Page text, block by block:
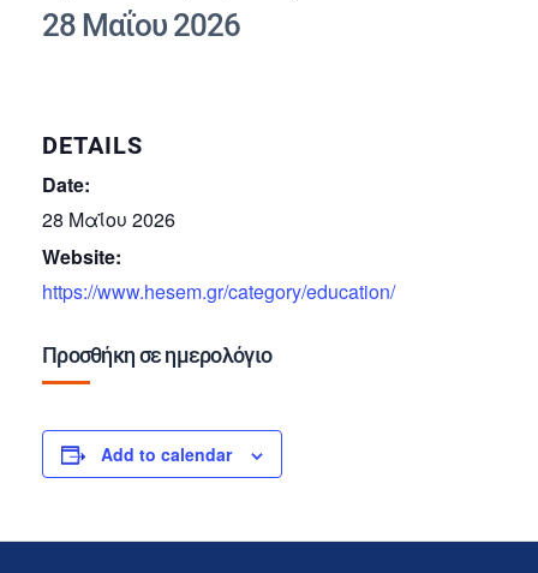
28 Μαΐου 2026
DETAILS
Date:
28 Μαΐου 2026
Website:
https://www.hesem.gr/category/education/
Προσθήκη σε ημερολόγιο
Add to calendar